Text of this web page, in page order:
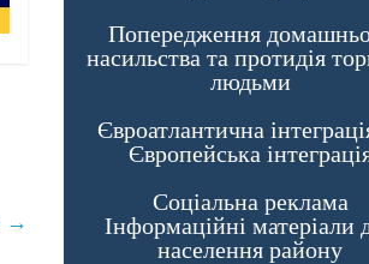
→
Попередження
насильства та протидія
людьми
Євроатлантична
Європейська
Соціальна реклама
Інформаційні матеріали
населення району